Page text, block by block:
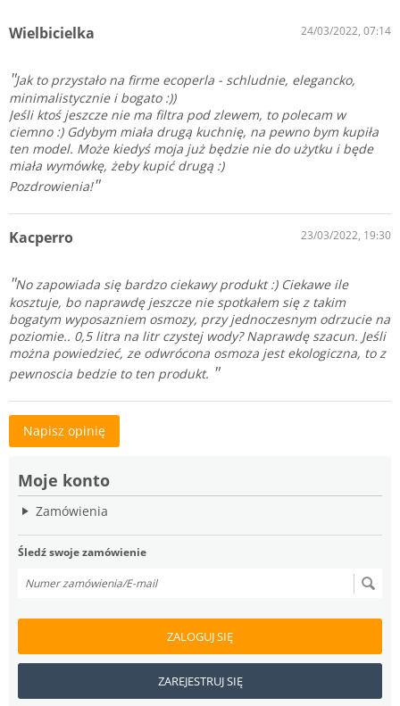
Moje konto
Zamówienia
Śledź swoje zamówienie
ZALOGUJ SIĘ
ZAREJESTRUJ SIĘ
Wielbicielka 24/03/2022, 07:14
Jak to przystało na firme ecoperla - schludnie, elegancko,
minimalistycznie i bogato :))
Jeśli ktoś jeszcze nie ma filtra pod zlewem, to polecam w
ciemno :) Gdybym miała drugą kuchnię, na pewno bym kupiła
ten model. Może kiedyś moja już będzie nie do użytku i będe
miała wymówkę, żeby kupić drugą :)
Pozdrowienia!
Kacperro 23/03/2022, 19:30
No zapowiada się bardzo ciekawy produkt :) Ciekawe ile
kosztuje, bo naprawdę jeszcze nie spotkałem się z takim
bogatym wyposazniem osmozy, przy jednoczesnym odrzucie na
poziomie.. 0,5 litra na litr czystej wody? Naprawdę szacun. Jeśli
można powiedzieć, ze odwrócona osmoza jest ekologiczna, to z
pewnoscia bedzie to ten produkt.
Napisz opinię